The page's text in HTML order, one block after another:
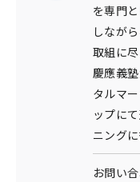
を専門
しなが
取組に尽
慶應義
タルマ
ップに
ニング
お問い